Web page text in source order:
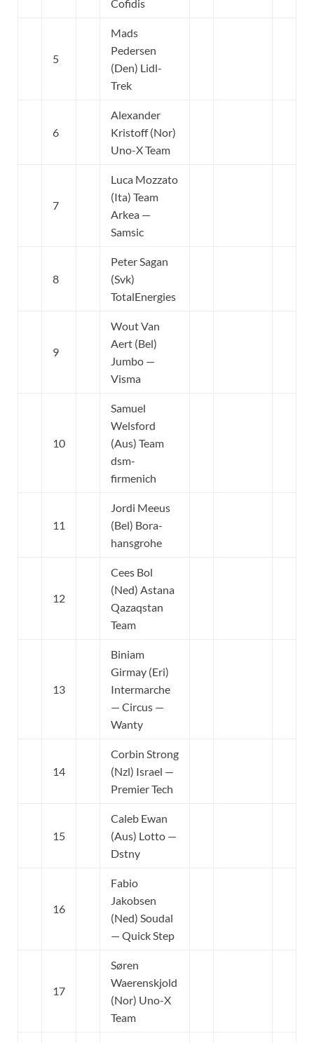
Cofidis
5
Mads
Pedersen
(Den) Lidl-
Trek
6
Alexander
Kristoff (Nor)
Uno-X Team
7
Luca Mozzato
(Ita) Team
Arkea —
Samsic
8
Peter Sagan
(Svk)
TotalEnergies
9
Wout Van
Aert (Bel)
Jumbo —
Visma
10
Samuel
Welsford
(Aus) Team
dsm-
firmenich
11
Jordi Meeus
(Bel) Bora-
hansgrohe
12
Cees Bol
(Ned) Astana
Qazaqstan
Team
13
Biniam
Girmay (Eri)
Intermarche
— Circus —
Wanty
14
Corbin Strong
(Nzl) Israel —
Premier Tech
15
Caleb Ewan
(Aus) Lotto —
Dstny
16
Fabio
Jakobsen
(Ned) Soudal
— Quick Step
17
Søren
Waerenskjold
(Nor) Uno-X
Team